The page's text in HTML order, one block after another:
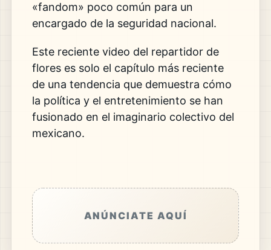
«fandom» poco común para un
encargado de la seguridad nacional.
Este reciente video del repartidor de
flores es solo el capítulo más reciente
de una tendencia que demuestra cómo
la política y el entretenimiento se han
fusionado en el imaginario colectivo del
mexicano.
ANÚNCIATE AQUÍ